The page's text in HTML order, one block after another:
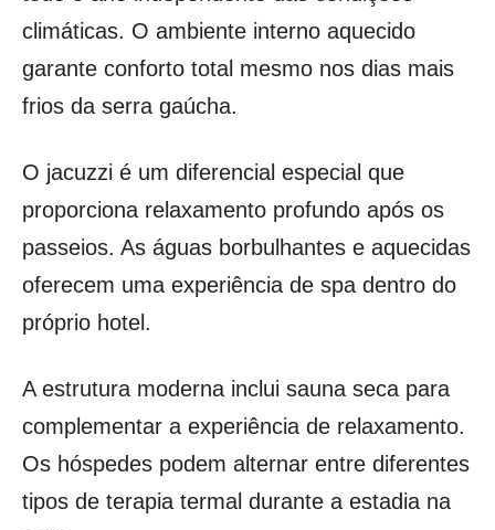
climáticas. O ambiente interno aquecido
garante conforto total mesmo nos dias mais
frios da serra gaúcha.
O jacuzzi é um diferencial especial que
proporciona relaxamento profundo após os
passeios. As águas borbulhantes e aquecidas
oferecem uma experiência de spa dentro do
próprio hotel.
A estrutura moderna inclui sauna seca para
complementar a experiência de relaxamento.
Os hóspedes podem alternar entre diferentes
tipos de terapia termal durante a estadia na